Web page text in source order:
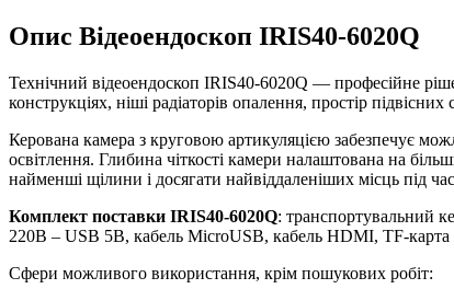
Опис Відеоендоскоп IRIS40-6020Q
Технічний відеоендоскоп IRIS40-6020Q — професійне
конструкціях, ніші радіаторів опалення, простір підвісних
Керована камера з круговою артикуляцією забезпечує
освітлення. Глибина чіткості камери налаштована на
найменші щілини і досягати найвіддаленіших місць під
Комплект поставки IRIS40-6020Q: транспортувальний
220В – USB 5В, кабель MicroUSB, кабель HDMI, TF-
Сфери можливого використання, крім пошукових робіт: